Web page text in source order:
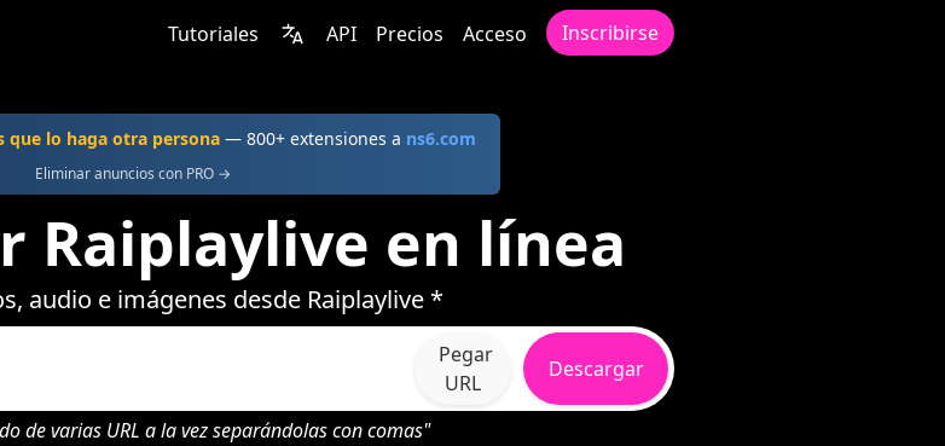
Tutoriales API Precios Acceso Inscribirse
lo haga otra persona — 800+ extensiones a ns6.com
Eliminar anuncios con PRO →
Raiplaylive en línea
audio e imágenes desde Raiplaylive *
Pegar
URL
Descargar
de varias URL a la vez separándolas con comas"